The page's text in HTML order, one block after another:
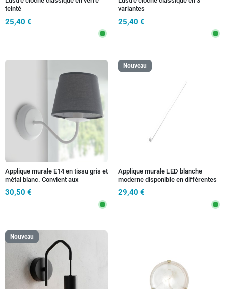
teinté
25,40 €
variantes
25,40 €
Applique murale E14 en tissu gris et
métal blanc. Convient aux
chambres et aux salons.
30,50 €
Nouveau
Applique murale LED blanche
moderne disponible en différentes
tailles
29,40 €
Nouveau